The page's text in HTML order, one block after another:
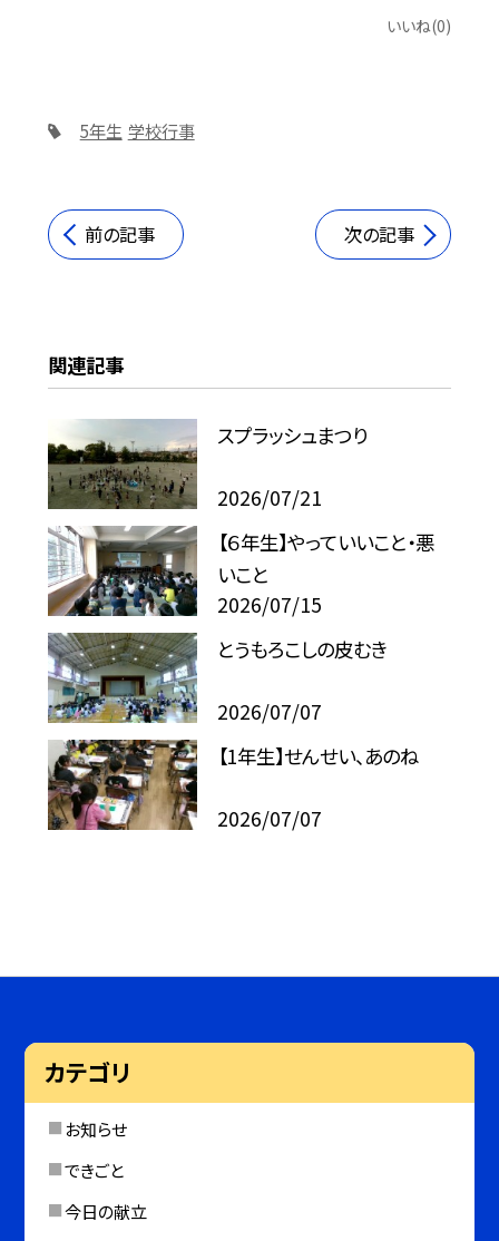
いいね(0)
5年生 学校行事
前の記事 次の記事
関連記事
スプラッシュまつり
2026/07/21
【６年生】やっていいこと・悪
いこと
2026/07/15
とうもろこしの皮むき
2026/07/07
【1年生】せんせい、あのね
2026/07/07
カテゴリ
お知らせ
できごと
今日の献立